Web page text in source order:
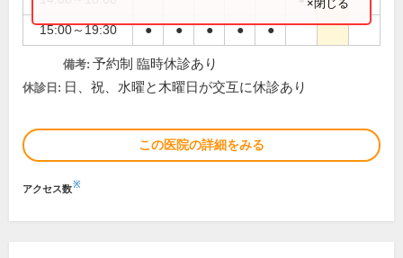
15:00～19:30 ● ● ● ● ●
×閉じる
備考: 予約制 臨時休診あり
休診日: 日、祝、水曜と木曜日が交互に休診あり
この医院の詳細をみる
アクセス数※